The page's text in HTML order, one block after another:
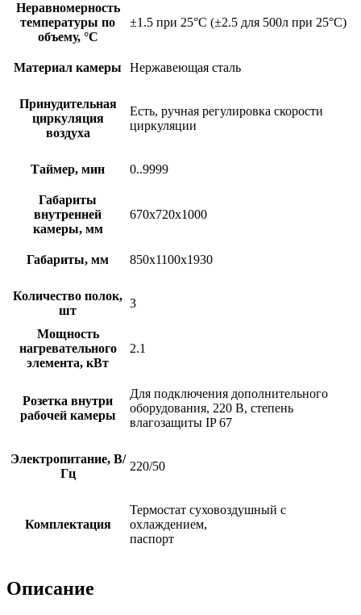
Неравномерность
температуры по
объему, °C
±1.5 при 25°C (±2.5 для 500л при 25°C)
Материал камеры Нержавеющая сталь
Принудительная
циркуляция
воздуха
Есть, ручная регулировка скорости
циркуляции
Таймер, мин 0..9999
Габариты
внутренней
камеры, мм
670х720х1000
Габариты, мм 850х1100х1930
Количество полок,
шт
3
Мощность
нагревательного
элемента, кВт
2.1
Розетка внутри
рабочей камеры
Для подключения дополнительного
оборудования, 220 В, степень
влагозащиты IP 67
Электропитание, В/
Гц
220/50
Комплектация
Термостат суховоздушный с
охлаждением,
паспорт
Описание